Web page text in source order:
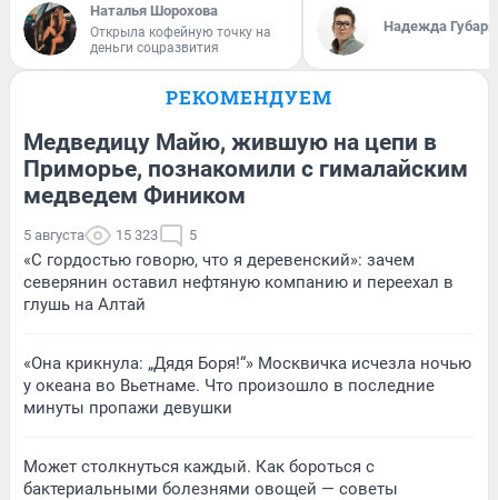
Наталья Шорохова
Открыла кофейную точку на
деньги соцразвития
Надежда Губарь
РЕКОМЕНДУЕМ
Медведицу Майю, жившую на цепи в
Приморье, познакомили с гималайским
медведем Фиником
5 августа 15 323 5
«С гордостью говорю, что я деревенский»: зачем
северянин оставил нефтяную компанию и переехал в
глушь на Алтай
«Она крикнула: „Дядя Боря!“» Москвичка исчезла ночью
у океана во Вьетнаме. Что произошло в последние
минуты пропажи девушки
Может столкнуться каждый. Как бороться с
бактериальными болезнями овощей — советы